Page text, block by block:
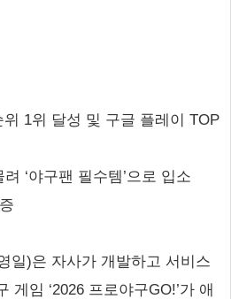
1위 달성 및 구글 플레이 TOP
‘야구팬 필수템’으로 입소
일)은 자사가 개발하고 서비스
게임 ‘2026 프로야구GO!’가 애